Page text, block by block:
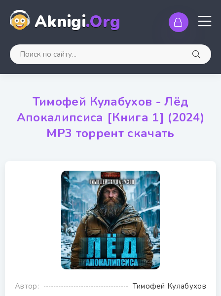
Aknigi.Org
Тимофей Кулабухов - Лёд
Апокалипсиса [Книга 1] (2024)
MP3 торрент скачать
Автор:
Тимофей Кулабухов